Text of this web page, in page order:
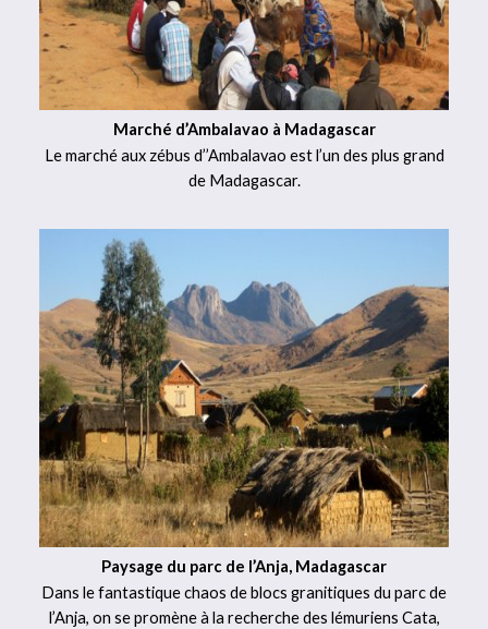
Marché d’Ambalavao à Madagascar
Le marché aux zébus d’’Ambalavao est l’un des plus grand
de Madagascar.
Paysage du parc de l’Anja, Madagascar
Dans le fantastique chaos de blocs granitiques du parc de
l’Anja, on se promène à la recherche des lémuriens Cata,